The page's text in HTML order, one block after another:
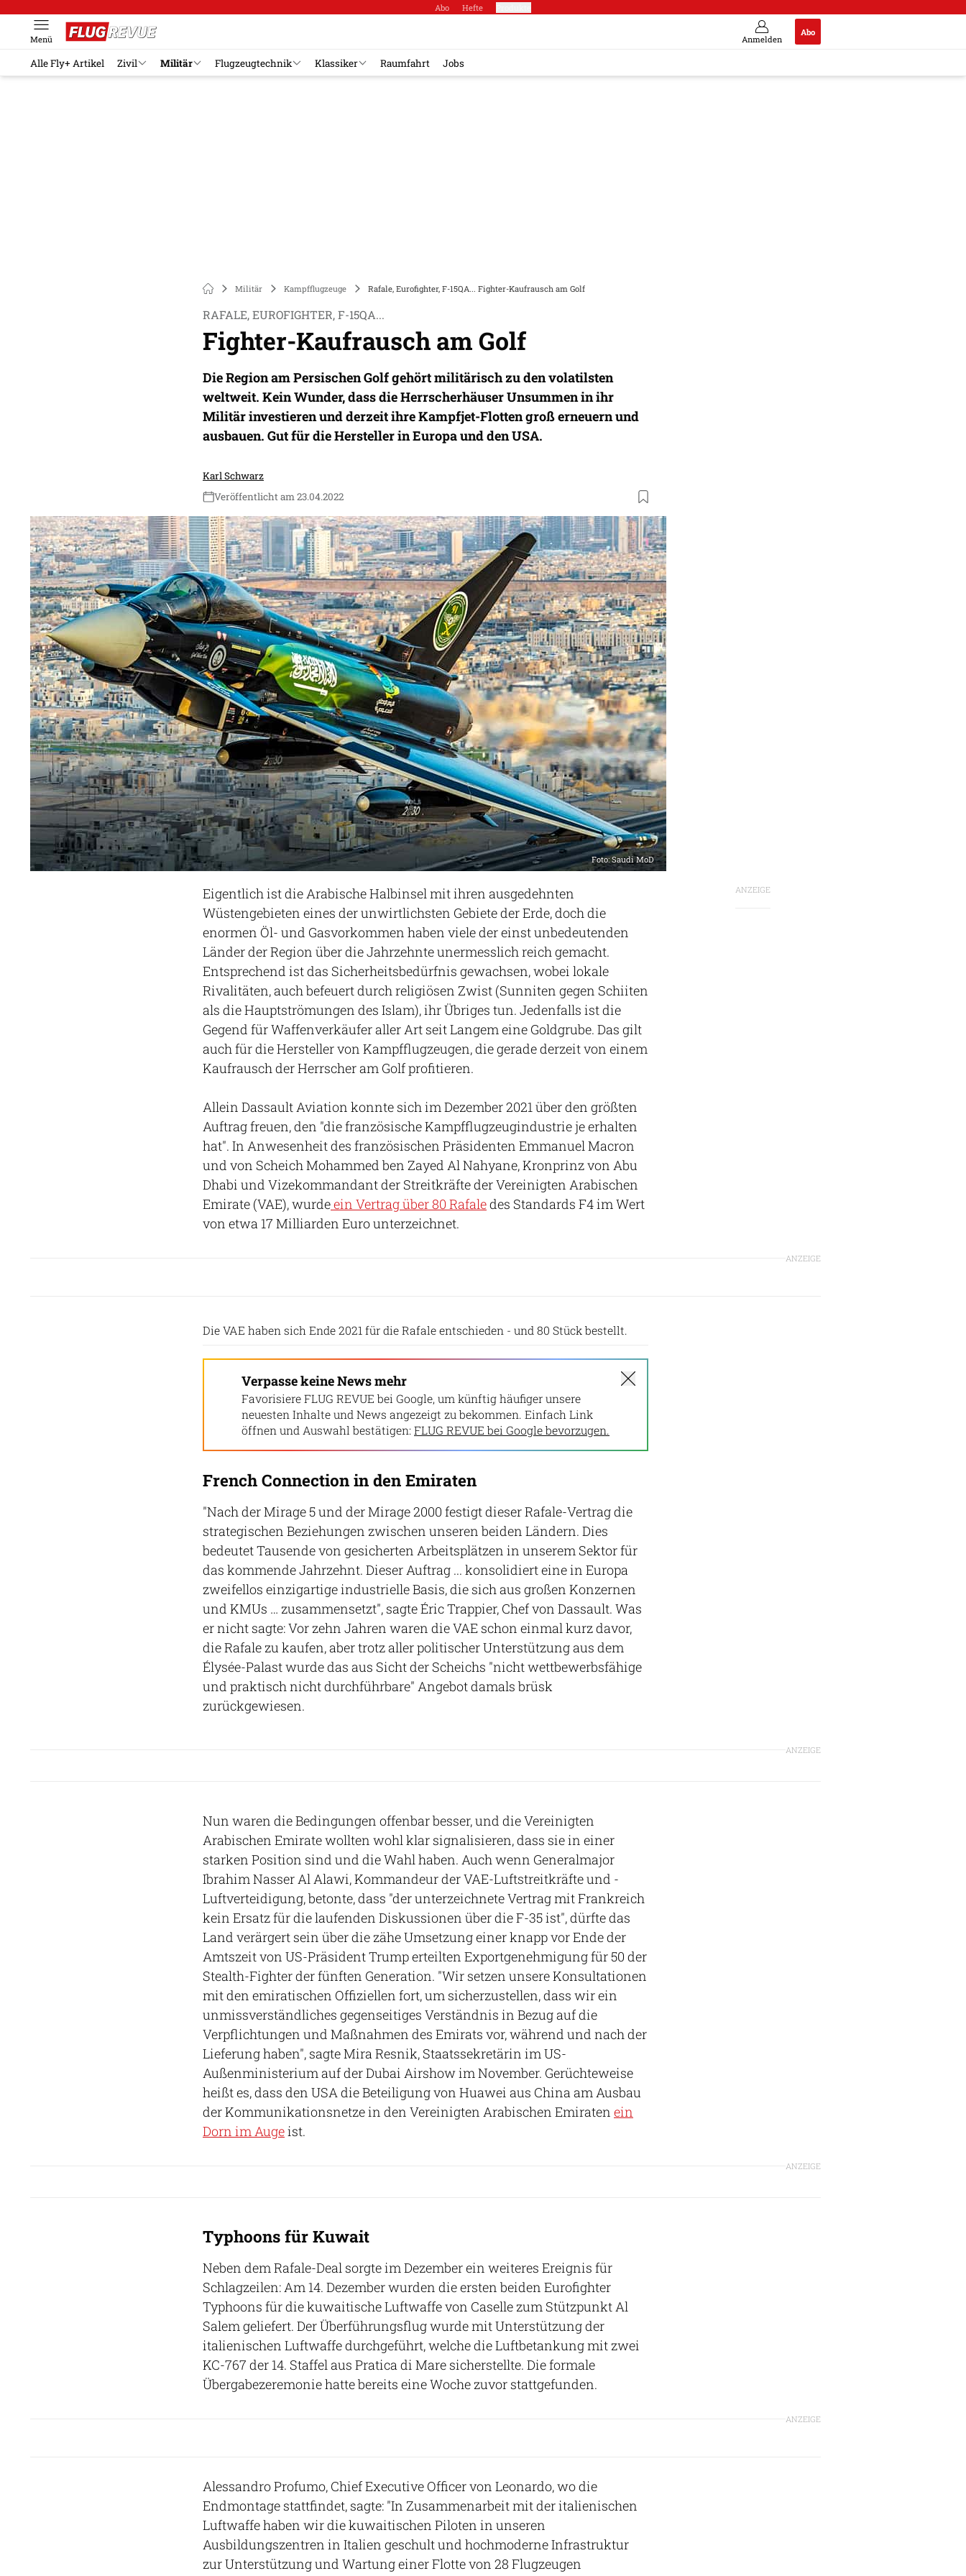
Abo Hefte
Anmelden
Abo
Menü
Alle Fly+ Artikel Zivil Militär Flugzeugtechnik Klassiker Raumfahrt Jobs
Militär Kampfflugzeuge Rafale, Eurofighter, F-15QA... Fighter-Kaufrausch am Golf
RAFALE, EUROFIGHTER, F-15QA...
Fighter-Kaufrausch am Golf
Die Region am Persischen Golf gehört militärisch zu den volatilsten
weltweit. Kein Wunder, dass die Herrscherhäuser Unsummen in ihr
Militär investieren und derzeit ihre Kampfjet-Flotten groß erneuern und
ausbauen. Gut für die Hersteller in Europa und den USA.
Karl Schwarz
Veröffentlicht am 23.04.2022
Foto: Saudi MoD
ANZEIGE
Eigentlich ist die Arabische Halbinsel mit ihren ausgedehnten
Wüstengebieten eines der unwirtlichsten Gebiete der Erde, doch die
enormen Öl- und Gasvorkommen haben viele der einst unbedeutenden
Länder der Region über die Jahrzehnte unermesslich reich gemacht.
Entsprechend ist das Sicherheitsbedürfnis gewachsen, wobei lokale
Rivalitäten, auch befeuert durch religiösen Zwist (Sunniten gegen Schiiten
als die Hauptströmungen des Islam), ihr Übriges tun. Jedenfalls ist die
Gegend für Waffenverkäufer aller Art seit Langem eine Goldgrube. Das gilt
auch für die Hersteller von Kampfflugzeugen, die gerade derzeit von einem
Kaufrausch der Herrscher am Golf profitieren.
Allein Dassault Aviation konnte sich im Dezember 2021 über den größten
Auftrag freuen, den "die französische Kampfflugzeugindustrie je erhalten
hat". In Anwesenheit des französischen Präsidenten Emmanuel Macron
und von Scheich Mohammed ben Zayed Al Nahyane, Kronprinz von Abu
Dhabi und Vizekommandant der Streitkräfte der Vereinigten Arabischen
Emirate (VAE), wurdeein Vertrag über 80 Rafaledes Standards F4 im Wert
von etwa 17 Milliarden Euro unterzeichnet.
ANZEIGE
Die VAE haben sich Ende 2021 für die Rafale entschieden - und 80 Stück bestellt.
Verpasse keine News mehr
Favorisiere FLUG REVUE bei Google, um künftig häufiger unsere
neuesten Inhalte und News angezeigt zu bekommen. Einfach Link
öffnen und Auswahl bestätigen: FLUG REVUE bei Google bevorzugen.
French Connection in den Emiraten
"Nach der Mirage 5 und der Mirage 2000 festigt dieser Rafale-Vertrag die
strategischen Beziehungen zwischen unseren beiden Ländern. Dies
bedeutet Tausende von gesicherten Arbeitsplätzen in unserem Sektor für
das kommende Jahrzehnt. Dieser Auftrag ... konsolidiert eine in Europa
zweifellos einzigartige industrielle Basis, die sich aus großen Konzernen
und KMUs … zusammensetzt", sagte Éric Trappier, Chef von Dassault. Was
er nicht sagte: Vor zehn Jahren waren die VAE schon einmal kurz davor,
die Rafale zu kaufen, aber trotz aller politischer Unterstützung aus dem
Élysée-Palast wurde das aus Sicht der Scheichs "nicht wettbewerbsfähige
und praktisch nicht durchführbare" Angebot damals brüsk
zurückgewiesen.
ANZEIGE
Nun waren die Bedingungen offenbar besser, und die Vereinigten
Arabischen Emirate wollten wohl klar signalisieren, dass sie in einer
starken Position sind und die Wahl haben. Auch wenn Generalmajor
Ibrahim Nasser Al Alawi, Kommandeur der VAE-Luftstreitkräfte und -
Luftverteidigung, betonte, dass "der unterzeichnete Vertrag mit Frankreich
kein Ersatz für die laufenden Diskussionen über die F-35 ist", dürfte das
Land verärgert sein über die zähe Umsetzung einer knapp vor Ende der
Amtszeit von US-Präsident Trump erteilten Exportgenehmigung für 50 der
Stealth-Fighter der fünften Generation. "Wir setzen unsere Konsultationen
mit den emiratischen Offiziellen fort, um sicherzustellen, dass wir ein
unmissverständliches gegenseitiges Verständnis in Bezug auf die
Verpflichtungen und Maßnahmen des Emirats vor, während und nach der
Lieferung haben", sagte Mira Resnik, Staatssekretärin im US-
Außenministerium auf der Dubai Airshow im November. Gerüchteweise
heißt es, dass den USA die Beteiligung von Huawei aus China am Ausbau
der Kommunikationsnetze in den Vereinigten Arabischen Emiraten ein
Dorn im Augeist.
ANZEIGE
Typhoons für Kuwait
Neben dem Rafale-Deal sorgte im Dezember ein weiteres Ereignis für
Schlagzeilen: Am 14. Dezember wurden die ersten beiden Eurofighter
Typhoons für die kuwaitische Luftwaffe von Caselle zum Stützpunkt Al
Salem geliefert. Der Überführungsflug wurde mit Unterstützung der
italienischen Luftwaffe durchgeführt, welche die Luftbetankung mit zwei
KC-767 der 14. Staffel aus Pratica di Mare sicherstellte. Die formale
Übergabezeremonie hatte bereits eine Woche zuvor stattgefunden.
ANZEIGE
Alessandro Profumo, Chief Executive Officer von Leonardo, wo die
Endmontage stattfindet, sagte: "In Zusammenarbeit mit der italienischen
Luftwaffe haben wir die kuwaitischen Piloten in unseren
Ausbildungszentren in Italien geschult und hochmoderne Infrastruktur
zur Unterstützung und Wartung einer Flotte von 28 Flugzeugen